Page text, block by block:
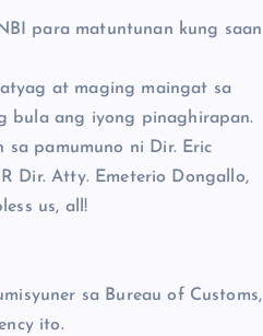
para matuntunan kung saan
at maging maingat sa
bula ang iyong pinaghirapan.
pamumuno ni Dir. Eric
Dir. Atty. Emeterio Dongallo,
us, all!
sa Bureau of Customs,
ito.